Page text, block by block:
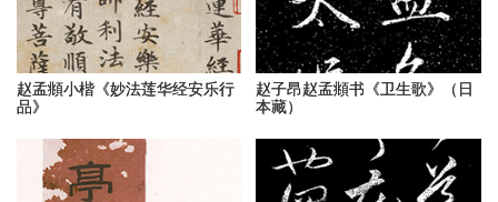
赵孟頫小楷《妙法莲华经安乐行
品》
赵子昂赵孟頫书《卫生歌》（日
本藏）